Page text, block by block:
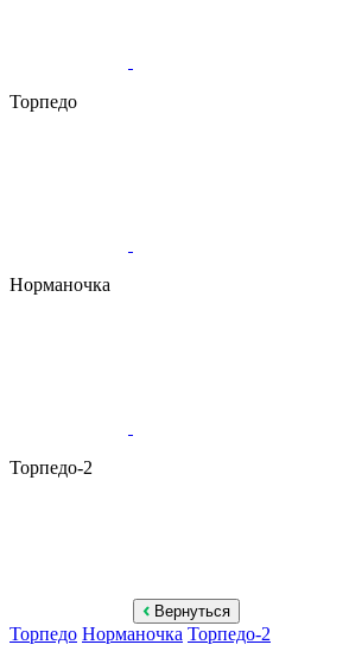
Торпедо
Норманочка
Торпедо-2
Вернуться
Торпедо Норманочка Торпедо-2